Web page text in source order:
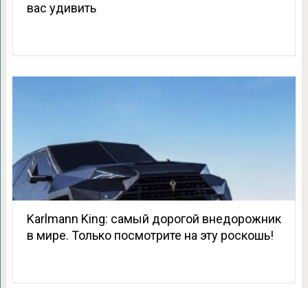
вас удивить
Karlmann King: самый дорогой внедорожник
в мире. Только посмотрите на эту роскошь!